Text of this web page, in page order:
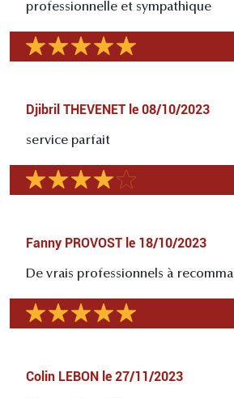
professionnelle et sympathique
Djibril THEVENET le 08/10/2023
service parfait
Fanny PROVOST le 18/10/2023
De vrais professionnels à
Colin LEBON le 27/11/2023